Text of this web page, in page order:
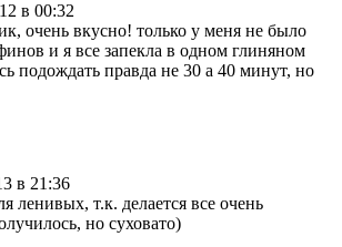
в 00:32
очень вкусно! только у меня не было
и я все запекла в одном глиняном
подождать правда не 30 а 40 минут, но
в 21:36
ленивых, т.к. делается все очень
но суховато)